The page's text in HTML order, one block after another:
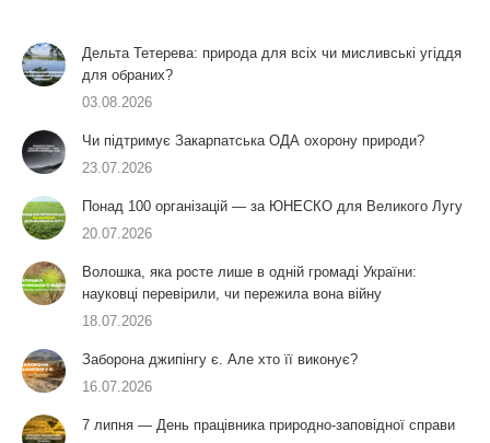
Дельта Тетерева: природа для всіх чи мисливські угіддя
для обраних?
03.08.2026
Чи підтримує Закарпатська ОДА охорону природи?
23.07.2026
Понад 100 організацій — за ЮНЕСКО для Великого Лугу
20.07.2026
Волошка, яка росте лише в одній громаді України:
науковці перевірили, чи пережила вона війну
18.07.2026
Заборона джипінгу є. Але хто її виконує?
16.07.2026
7 липня — День працівника природно-заповідної справи